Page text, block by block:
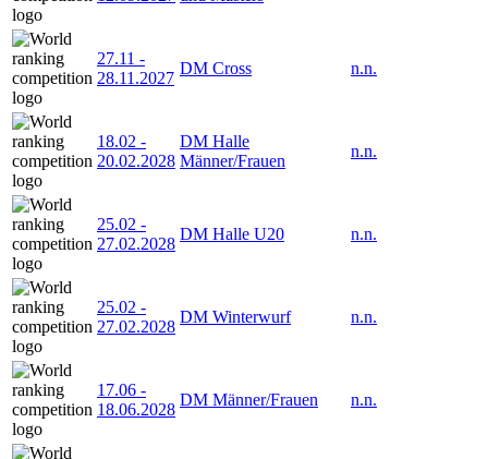
27.11 -
28.11.2027
DM Cross n.n.
18.02 -
20.02.2028
DM Halle
Männer/Frauen
n.n.
25.02 -
27.02.2028
DM Halle U20 n.n.
25.02 -
27.02.2028
DM Winterwurf n.n.
17.06 -
18.06.2028
DM Männer/Frauen n.n.